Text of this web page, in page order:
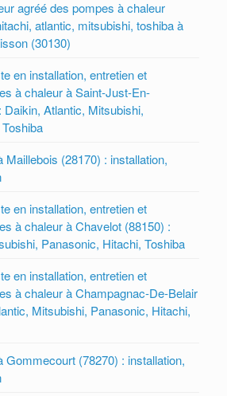
agréé des pompes à chaleur
atlantic, mitsubishi, toshiba à
(30130)
en installation, entretien et
à chaleur à Saint-Just-En-
Atlantic, Mitsubishi,
Maillebois (28170) : installation,
en installation, entretien et
à chaleur à Chavelot (88150) :
Panasonic, Hitachi, Toshiba
en installation, entretien et
à chaleur à Champagnac-De-Belair
Mitsubishi, Panasonic, Hitachi,
Gommecourt (78270) : installation,